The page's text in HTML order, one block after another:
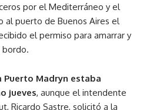
por el Mediterráneo y el
al puerto de Buenos Aires el
el permiso para amarrar y
bordo.
Puerto Madryn estaba
jueves, aunque el intendente
Ricardo Sastre, solicitó a la